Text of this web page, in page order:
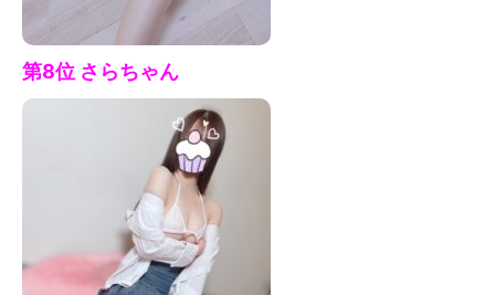
第8位 さらちゃん